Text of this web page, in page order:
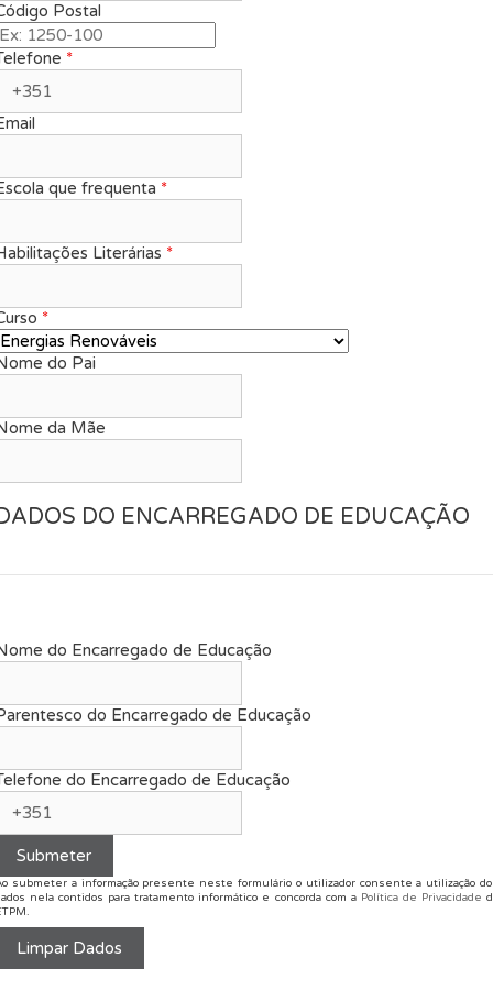
Postal
*
que frequenta *
Literárias *
*
do Pai
da Mãe
DO ENCARREGADO DE EDUCAÇÃO
do Encarregado de Educação
do Encarregado de Educação
do Encarregado de Educação
submeter a informação presente neste formulário o utilizador consente a utilização
nela contidos para tratamento informático e concorda com a Política de Privacidade